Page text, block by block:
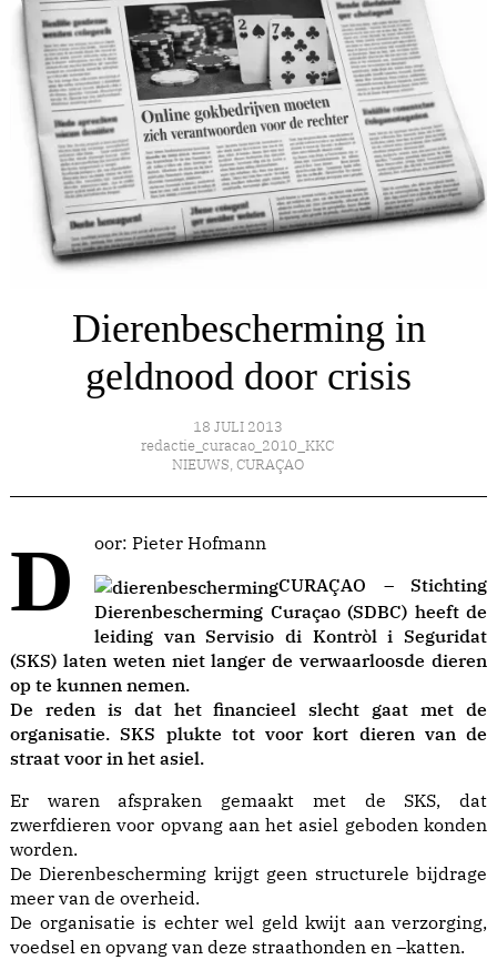
Dierenbescherming in
geldnood door crisis
18 JULI 2013
redactie_curacao_2010_KKC
NIEUWS, CURAÇAO
Door: Pieter Hofmann
CURAÇAO – Stichting
Dierenbescherming Curaçao (SDBC) heeft de
leiding van Servisio di Kontròl i Seguridat
(SKS) laten weten niet langer de verwaarloosde dieren
op te kunnen nemen.
De reden is dat het financieel slecht gaat met de
organisatie. SKS plukte tot voor kort dieren van de
straat voor in het asiel.
Er waren afspraken gemaakt met de SKS, dat
zwerfdieren voor opvang aan het asiel geboden konden
worden.
De Dierenbescherming krijgt geen structurele bijdrage
meer van de overheid.
De organisatie is echter wel geld kwijt aan verzorging,
voedsel en opvang van deze straathonden en –katten.